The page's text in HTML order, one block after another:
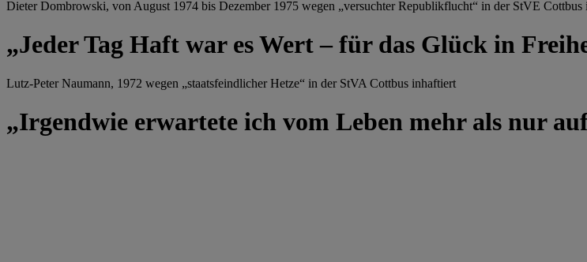
Dieter Dombrowski, von August 1974 bis Dezember 1975 wegen „versuchter Republikflucht“ in der StVE Cottbus
„Jeder Tag Haft war es Wert – für das Glück in
Lutz-Peter Naumann, 1972 wegen „staatsfeindlicher Hetze“ in der StVA Cottbus inhaftiert
„Irgendwie erwartete ich vom Leben mehr als nur